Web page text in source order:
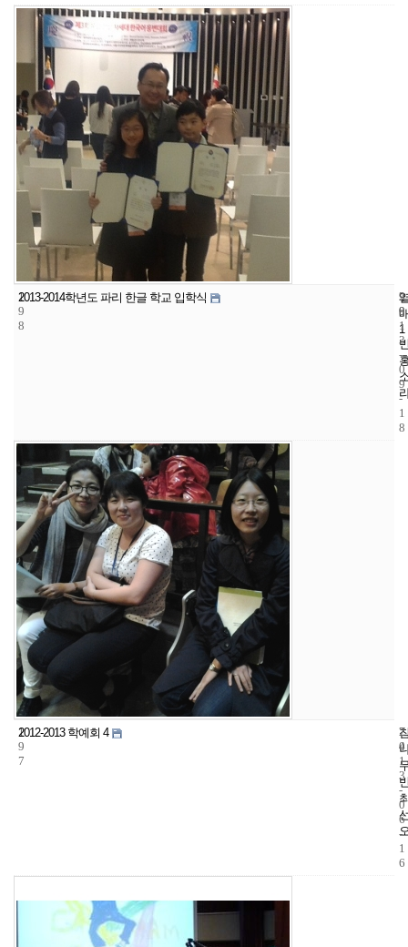
1
9
8
2013-2014학년도 파리 한글 학교 입학식
1
9
9
2
0
1
3
-
0
9
-
1
8
1
9
7
2012-2013 학예회 4
7
4
2
0
1
3
-
0
6
-
1
6